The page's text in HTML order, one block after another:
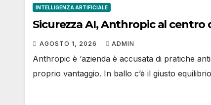
INTELLIGENZA ARTIFICIALE
Sicurezza AI, Anthropic al centro
AGOSTO 1, 2026 ADMIN
Anthropic è ‘azienda è accusata di pratiche
proprio vantaggio. In ballo c’è il giusto